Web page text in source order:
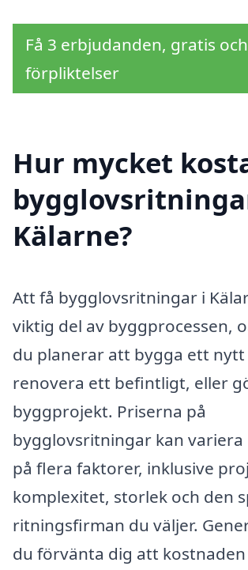
Få 3 erbjudanden, gratis
förpliktelser
Hur mycket
Kälarne?
Att få bygglovsritningar i
viktig del av byggprocessen,
du planerar att bygga ett nytt
renovera ett befintligt, eller
byggprojekt. Priserna på
bygglovsritningar kan
på flera faktorer, inklusive
komplexitet, storlek och den
ritningsfirman du väljer.
du förvänta dig att